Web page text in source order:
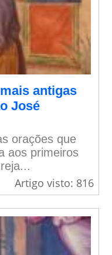
antigas
José
orações que
aos primeiros
Artigo visto: 816